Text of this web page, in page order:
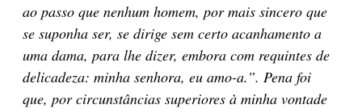
ao passo que nenhum homem, por mais sincero que
se suponha ser, se dirige sem certo acanhamento a
uma dama, para lhe dizer, embora com requintes de
delicadeza: minha senhora, eu amo-a.”. Pena foi
que, por circunstâncias superiores à minha vontade